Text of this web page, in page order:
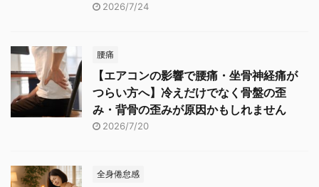
2026/7/24
腰痛
【エアコンの影響で腰痛・坐骨神経痛が
つらい方へ】冷えだけでなく骨盤の歪
み・背骨の歪みが原因かもしれません
2026/7/20
全身倦怠感